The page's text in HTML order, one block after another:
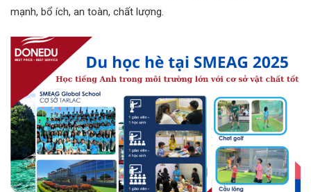
mạnh, bổ ích, an toàn, chất lượng.